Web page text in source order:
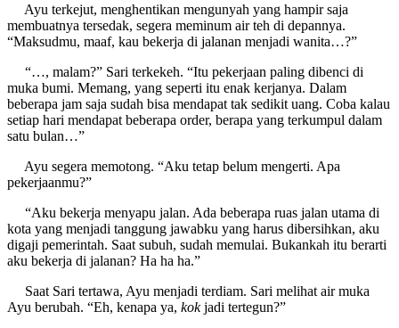
Ayu terkejut, menghentikan mengunyah yang hampir saja
membuatnya tersedak, segera meminum air teh di depannya.
“Maksudmu, maaf, kau bekerja di jalanan menjadi wanita…?”
“…, malam?” Sari terkekeh. “Itu pekerjaan paling dibenci di
muka bumi. Memang, yang seperti itu enak kerjanya. Dalam
beberapa jam saja sudah bisa mendapat tak sedikit uang. Coba kalau
setiap hari mendapat beberapa order, berapa yang terkumpul dalam
satu bulan…”
Ayu segera memotong. “Aku tetap belum mengerti. Apa
pekerjaanmu?”
“Aku bekerja menyapu jalan. Ada beberapa ruas jalan utama di
kota yang menjadi tanggung jawabku yang harus dibersihkan, aku
digaji pemerintah. Saat subuh, sudah memulai. Bukankah itu berarti
aku bekerja di jalanan? Ha ha ha.”
Saat Sari tertawa, Ayu menjadi terdiam. Sari melihat air muka
Ayu berubah. “Eh, kenapa ya, kokjadi tertegun?”